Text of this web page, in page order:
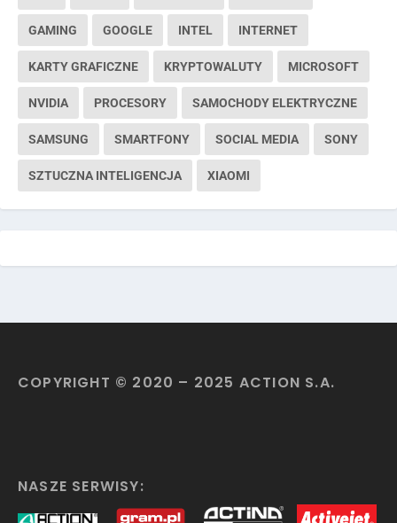
GAMING GOOGLE INTEL INTERNET
KARTY GRAFICZNE KRYPTOWALUTY MICROSOFT
NVIDIA PROCESORY SAMOCHODY ELEKTRYCZNE
SAMSUNG SMARTFONY SOCIAL MEDIA SONY
SZTUCZNA INTELIGENCJA XIAOMI
COPYRIGHT © 2020 – 2025 ACTION S.A.
NASZE SERWISY: